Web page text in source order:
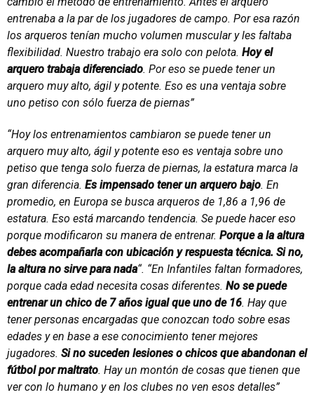
entrenaba a la par de los jugadores de campo. Por esa razón
los arqueros tenían mucho volumen muscular y les faltaba
flexibilidad. Nuestro trabajo era solo con pelota. Hoy el
arquero trabaja diferenciado. Por eso se puede tener un
arquero muy alto, ágil y potente. Eso es una ventaja sobre
uno petiso con sólo fuerza de piernas”
“Hoy los entrenamientos cambiaron se puede tener un
arquero muy alto, ágil y potente eso es ventaja sobre uno
petiso que tenga solo fuerza de piernas, la estatura marca la
gran diferencia. Es impensado tener un arquero bajo. En
promedio, en Europa se busca arqueros de 1,86 a 1,96 de
estatura. Eso está marcando tendencia. Se puede hacer eso
porque modificaron su manera de entrenar. Porque a la altura
debes acompañarla con ubicación y respuesta técnica. Si no,
la altura no sirve para nada“. “En Infantiles faltan formadores,
porque cada edad necesita cosas diferentes. No se puede
entrenar un chico de 7 años igual que uno de 16. Hay que
tener personas encargadas que conozcan todo sobre esas
edades y en base a ese conocimiento tener mejores
jugadores. Si no suceden lesiones o chicos que abandonan el
fútbol por maltrato. Hay un montón de cosas que tienen que
ver con lo humano y en los clubes no ven esos detalles”